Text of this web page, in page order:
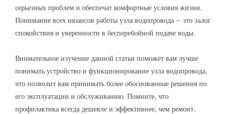
серьезных проблем и обеспечат комфортные условия жизни.
Понимание всех нюансов работы узла водопровода – это залог
спокойствия и уверенности в бесперебойной подаче воды.
Внимательное изучение данной статьи поможет вам лучше
понимать устройство и функционирование узла водопровода‚
что позволит вам принимать более обоснованные решения по
его эксплуатации и обслуживанию. Помните‚ что
профилактика всегда дешевле и эффективнее‚ чем ремонт.